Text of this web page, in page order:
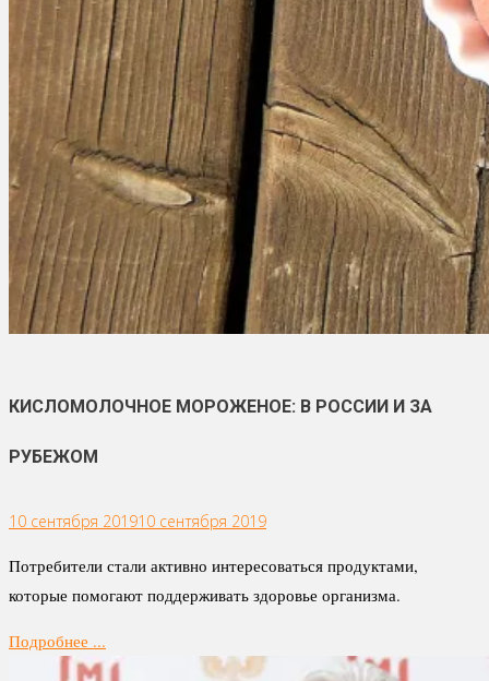
КИСЛОМОЛОЧНОЕ МОРОЖЕНОЕ: В РОССИИ И ЗА
РУБЕЖОМ
10 сентября 201910 сентября 2019
Потребители стали активно интересоваться продуктами,
которые помогают поддерживать здоровье организма.
Подробнее ...